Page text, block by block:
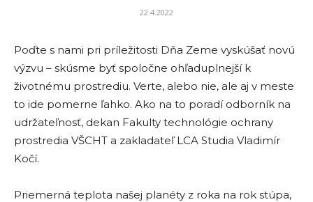
22.4.2022
Poďte s nami pri príležitosti Dňa Zeme vyskúšať novú
výzvu – skúsme byť spoločne ohľaduplnejší k
životnému prostrediu. Verte, alebo nie, ale aj v meste
to ide pomerne ľahko. Ako na to poradí odborník na
udržateľnosť, dekan Fakulty technológie ochrany
prostredia VŠCHT a zakladateľ LCA Studia Vladimír
Kočí.
Priemerná teplota našej planéty z roka na rok stúpa,